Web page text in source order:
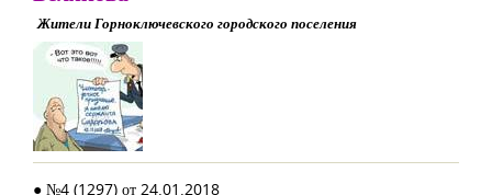
Жители Горноключевского городского поселения
● №4 (1297) от 24.01.2018